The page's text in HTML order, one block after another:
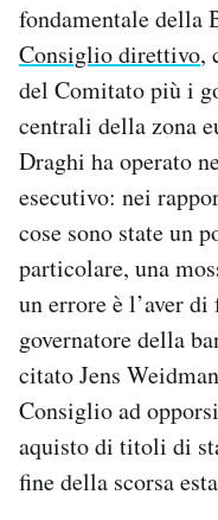
fondamentale della
Consiglio direttivo,
del Comitato più i
centrali della zona
Draghi ha operato
esecutivo: nei
cose sono state un
particolare, una
un errore è l’aver
governatore della
citato Jens
Consiglio ad
aquisto di titoli di
fine della scorsa